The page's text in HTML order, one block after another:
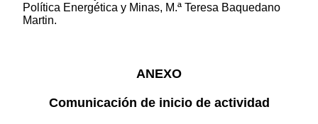
Política Energética y Minas, M.ª Teresa Baquedano
Martin.
ANEXO
Comunicación de inicio de actividad